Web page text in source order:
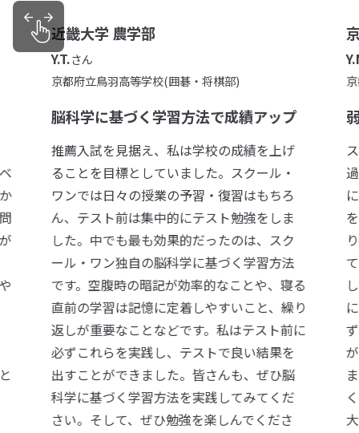
京都市立堀川高等学校
Y.M.さん
京都市立深草中学校
弱点分析と粘りが大切！
スクール・ワンの実戦トライアルを通じて
過去問演習を重ね、弱点を見つけては地道
に克服する日々でした。当初は数学で得点
を稼ぐ予定でしたが、苦手だった英語も粘
り強く対策した結果、本番では予想に反し
て数学が振るわず、英語で高得点を獲得しま
した。過去問の点数をはるかに下回る結果
に不安を感じましたが、最後まであきらめ
ずに粘り強く取り組み、見事合格すること
ができました。本番は何が起こるか分かり
ません。過去問の点数だけが全てではな
く、とにかく最後まで努力を続けることの
大切さを痛感しました。